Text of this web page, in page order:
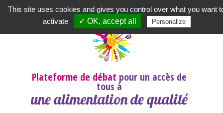
Plateforme de débat pour un accès de
tous à
une alimentation de qualité
Newsletter|A propos|Contact| | |
This site uses cookies and gives you control over what you want
activate
✓ OK, accept all Personalize